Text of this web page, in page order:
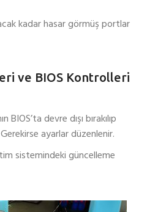
kadar hasar görmüş portlar
ve BIOS Kontrolleri
BIOS’ta devre dışı bırakılıp
ayarlar düzenlenir.
sistemindeki güncelleme